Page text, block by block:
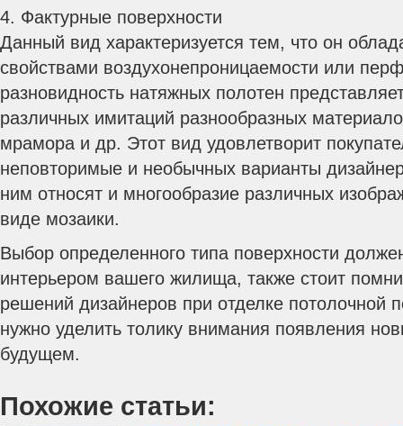
4. Фактурные поверхности
Данный вид характеризуется тем, что он
свойствами воздухонепроницаемости или
разновидность натяжных полотен
различных имитаций разнообразных
мрамора и др. Этот вид удовлетворит
неповторимые и необычных варианты
ним относят и многообразие различных
виде мозаики.
Выбор определенного типа поверхности
интерьером вашего жилища, также стоит
решений дизайнеров при отделке потолочной
нужно уделить толику внимания появления
будущем.
Похожие статьи: